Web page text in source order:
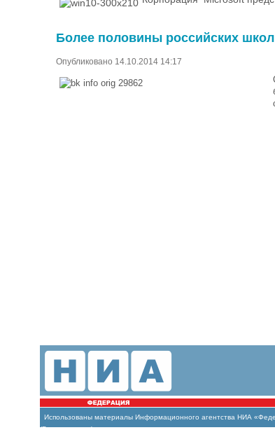
Более половины российских
Опубликовано 14.10.2014 14:17
Использованы материалы Информационного агентства НИА